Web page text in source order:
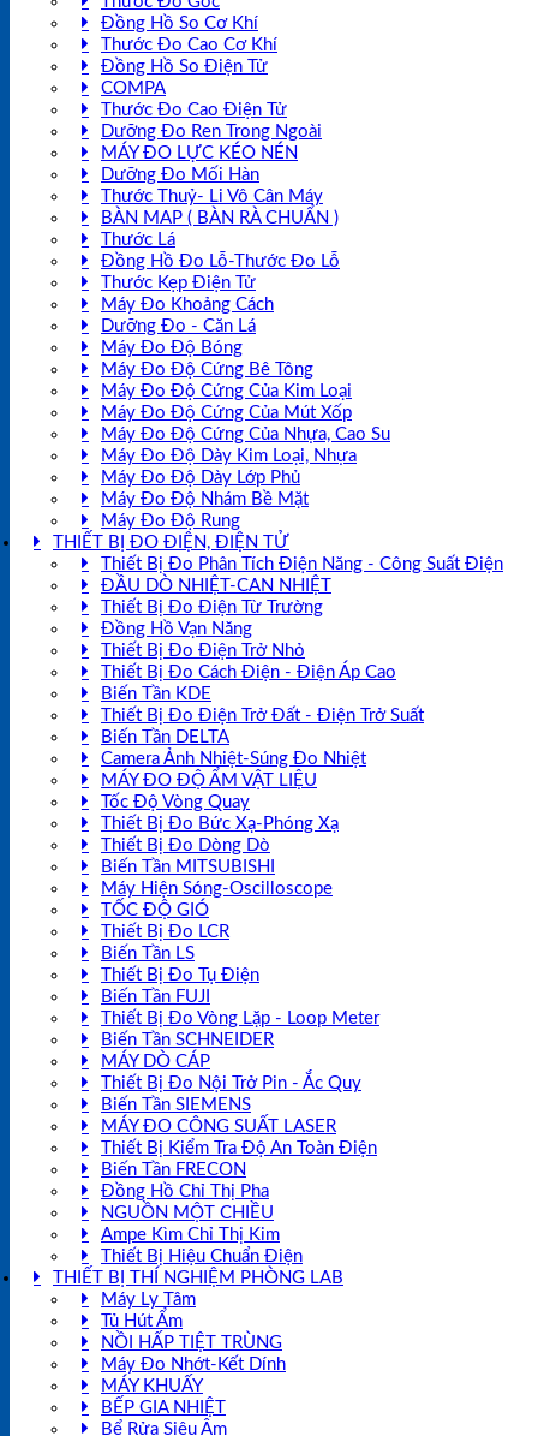
Đồng Hồ So Cơ Khí
Thước Đo Cao Cơ Khí
Đồng Hồ So Điện Tử
COMPA
Thước Đo Cao Điện Tử
Dưỡng Đo Ren Trong Ngoài
MÁY ĐO LỰC KÉO NÉN
Dưỡng Đo Mối Hàn
Thước Thuỷ- Li Vô Cân Máy
BÀN MAP ( BÀN RÀ CHUẨN )
Thước Lá
Đồng Hồ Đo Lỗ-Thước Đo Lỗ
Thước Kẹp Điện Tử
Máy Đo Khoảng Cách
Dưỡng Đo - Căn Lá
Máy Đo Độ Bóng
Máy Đo Độ Cứng Bê Tông
Máy Đo Độ Cứng Của Kim Loại
Máy Đo Độ Cứng Của Mút Xốp
Máy Đo Độ Cứng Của Nhựa, Cao Su
Máy Đo Độ Dày Kim Loại, Nhựa
Máy Đo Độ Dày Lớp Phủ
Máy Đo Độ Nhám Bề Mặt
Máy Đo Độ Rung
THIẾT BỊ ĐO ĐIỆN, ĐIỆN TỬ
Thiết Bị Đo Phân Tích Điện Năng - Công Suất Điện
ĐẦU DÒ NHIỆT-CAN NHIỆT
Thiết Bị Đo Điện Từ Trường
Đồng Hồ Vạn Năng
Thiết Bị Đo Điện Trở Nhỏ
Thiết Bị Đo Cách Điện - Điện Áp Cao
Biến Tần KDE
Thiết Bị Đo Điện Trở Đất - Điện Trở Suất
Biến Tần DELTA
Camera Ảnh Nhiệt-Súng Đo Nhiệt
MÁY ĐO ĐỘ ẨM VẬT LIỆU
Tốc Độ Vòng Quay
Thiết Bị Đo Bức Xạ-Phóng Xạ
Thiết Bị Đo Dòng Dò
Biến Tần MITSUBISHI
Máy Hiện Sóng-Oscilloscope
TỐC ĐỘ GIÓ
Thiết Bị Đo LCR
Biến Tần LS
Thiết Bị Đo Tụ Điện
Biến Tần FUJI
Thiết Bị Đo Vòng Lặp - Loop Meter
Biến Tần SCHNEIDER
MÁY DÒ CÁP
Thiết Bị Đo Nội Trở Pin - Ắc Quy
Biến Tần SIEMENS
MÁY ĐO CÔNG SUẤT LASER
Thiết Bị Kiểm Tra Độ An Toàn Điện
Biến Tần FRECON
Đồng Hồ Chỉ Thị Pha
NGUỒN MỘT CHIỀU
Ampe Kìm Chỉ Thị Kim
Thiết Bị Hiệu Chuẩn Điện
THIẾT BỊ THÍ NGHIỆM PHÒNG LAB
Máy Ly Tâm
Tủ Hút Ẩm
NỒI HẤP TIỆT TRÙNG
Máy Đo Nhớt-Kết Dính
MÁY KHUẤY
BẾP GIA NHIỆT
Bể Rửa Siêu Âm